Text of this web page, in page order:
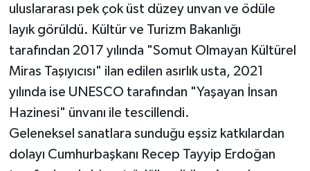
uluslararası pek çok üst düzey unvan ve ödüle
layık görüldü. Kültür ve Turizm Bakanlığı
tarafından 2017 yılında "Somut Olmayan Kültürel
Miras Taşıyıcısı" ilan edilen asırlık usta, 2021
yılında ise UNESCO tarafından "Yaşayan İnsan
Hazinesi" ünvanı ile tescillendi.
Geleneksel sanatlara sunduğu eşsiz katkılardan
dolayı Cumhurbaşkanı Recep Tayyip Erdoğan